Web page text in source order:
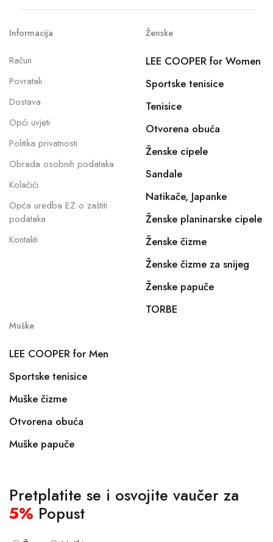
Informacija
Račun
Povratak
Dostava
Opći uvjeti
Politika privatnosti
Obrada osobnih podataka
Kolačići
Opća uredba EZ o zaštiti
podataka
Kontakti
Ženske
LEE COOPER for Women
Sportske tenisice
Tenisice
Otvorena obuća
Ženske cipele
Sandale
Natikače, Japanke
Ženske planinarske cipele
Ženske čizme
Ženske čizme za snijeg
Ženske papuče
TORBE
Muške
LEE COOPER for Men
Sportske tenisice
Muške čizme
Otvorena obuća
Muške papuče
Pretplatite se i osvojite vaučer za
5% Popust